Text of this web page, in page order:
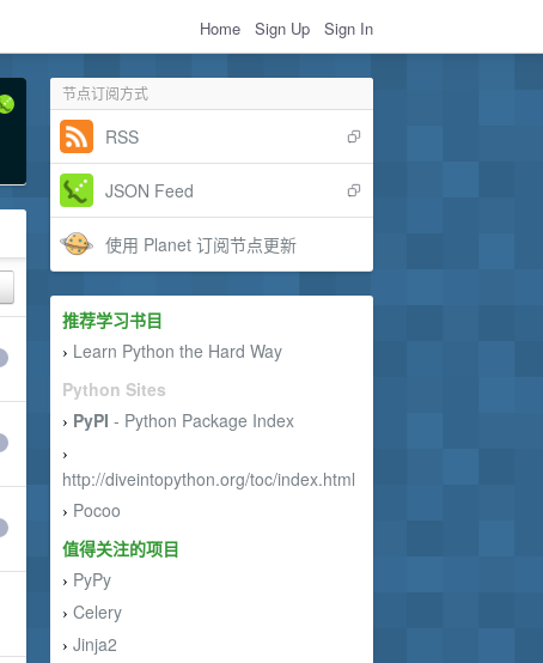
Home Sign Up Sign In
节点订阅方式
RSS
JSON Feed
使用 Planet 订阅节点更新
推荐学习书目
› Learn Python the Hard Way
Python Sites
› PyPI - Python Package Index
›
http://diveintopython.org/toc/index.html
› Pocoo
值得关注的项目
› PyPy
› Celery
› Jinja2